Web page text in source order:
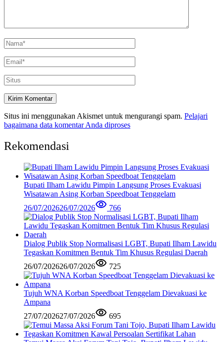
Situs ini menggunakan Akismet untuk mengurangi spam. Pelajari
bagaimana data komentar Anda diproses
Rekomendasi
Bupati Ilham Lawidu Pimpin Langsung Proses Evakuasi
Wisatawan Asing Korban Speedboat Tenggelam
26/07/202626/07/2026 766
Dialog Publik Stop Normalisasi LGBT, Bupati Ilham Lawidu
Tegaskan Komitmen Bentuk Tim Khusus Regulasi Daerah
26/07/202626/07/2026 725
Tujuh WNA Korban Speedboat Tenggelam Dievakuasi ke
Ampana
27/07/202627/07/2026 695